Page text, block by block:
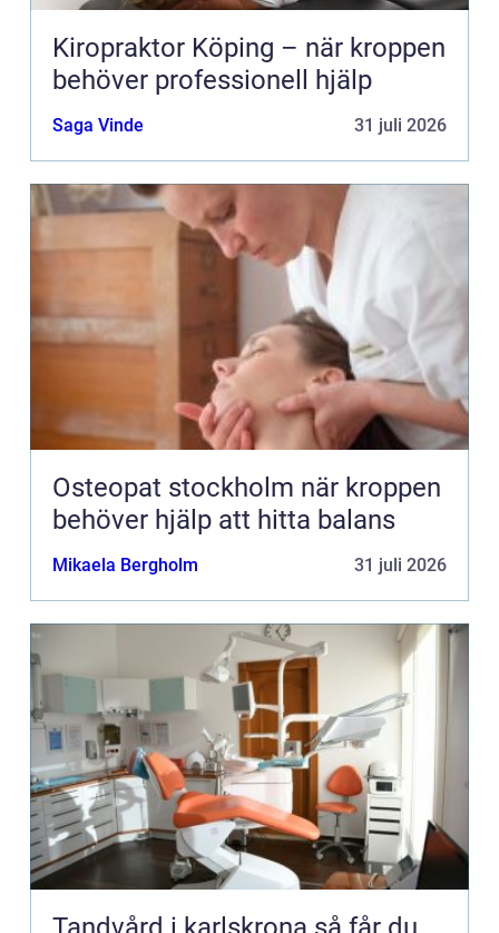
Kiropraktor Köping – när kroppen
behöver professionell hjälp
Saga Vinde 31 juli 2026
Osteopat stockholm när kroppen
behöver hjälp att hitta balans
Mikaela Bergholm 31 juli 2026